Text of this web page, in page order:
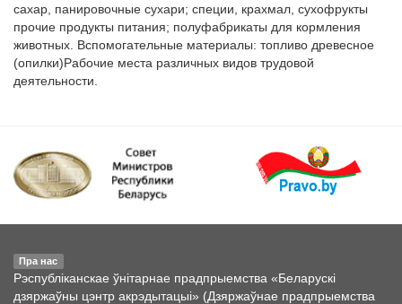
сахар, панировочные сухари; специи, крахмал, сухофрукты
прочие продукты питания; полуфабрикаты для кормления
животных. Вспомогательные материалы: топливо древесное
(опилки)Рабочие места различных видов трудовой
Пра нас
Рэспубліканскае ўнітарнае прадпрыемства «Беларускі
дзяржаўны цэнтр акрэдытацыі» (Дзяржаўнае прадпрыемства